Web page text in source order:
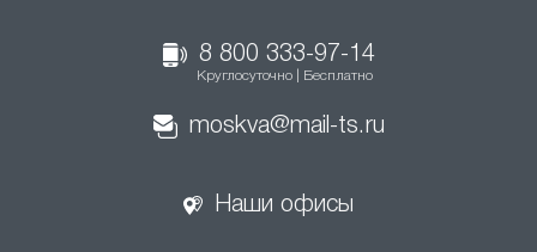
8 800 333-97-14
Круглосуточно | Бесплатно
moskva@mail-ts.ru
Наши офисы